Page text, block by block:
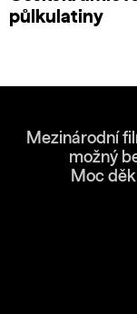
půlkulatiny
Mezinárodní
možný
Moc